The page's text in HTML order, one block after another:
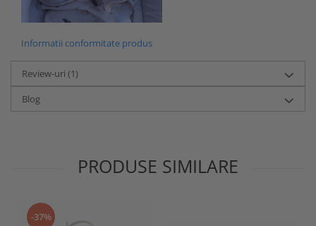
Informatii conformitate produs
Review-uri (1)
Blog
PRODUSE SIMILARE
-37%